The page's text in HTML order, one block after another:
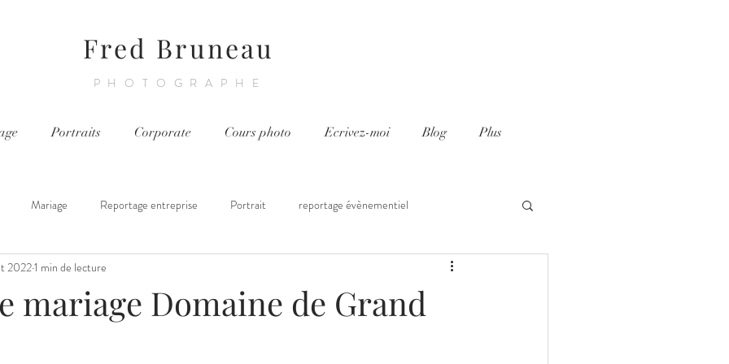
Fred Bruneau
PHOTOGRAPHE
Portraits Corporate Cours photo Ecrivez-moi Blog Plus
Mariage Reportage entreprise Portrait reportage évènementiel
chantier Cours photo
mariage Domaine de Grand
20221 min de lecture